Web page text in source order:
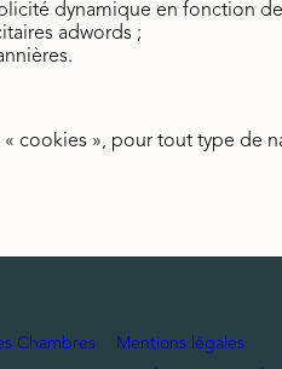
dynamique en fonction
adwords ;
cookies », pour tout type de
Chambres
Mentions légales